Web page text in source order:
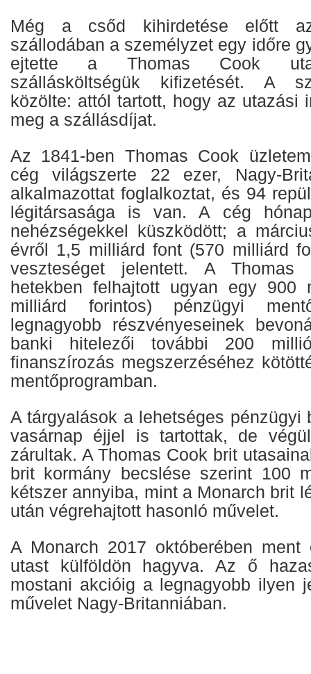
Még a csőd kihirdetése előtt
szállodában a személyzet egy időre
ejtette a Thomas Cook
szállásköltségük kifizetését. A
közölte: attól tartott, hogy az utazási
meg a szállásdíjat.
Az 1841-ben Thomas Cook
cég világszerte 22 ezer, Nagy-
alkalmazottat foglalkoztat, és 94
légitársasága is van. A cég
nehézségekkel küszködött; a
évről 1,5 milliárd font (570 milliárd
veszteséget jelentett. A
hetekben felhajtott ugyan egy 900
milliárd forintos) pénzügyi
legnagyobb részvényeseinek
banki hitelezői további 200
finanszírozás megszerzéséhez
mentőprogramban.
A tárgyalások a lehetséges pénzügyi
vasárnap éjjel is tartottak, de
zárultak. A Thomas Cook brit
brit kormány becslése szerint 100
kétszer annyiba, mint a Monarch brit
után végrehajtott hasonló művelet.
A Monarch 2017 októberében ment
utast külföldön hagyva. Az ő
mostani akcióig a legnagyobb ilyen
művelet Nagy-Britanniában.